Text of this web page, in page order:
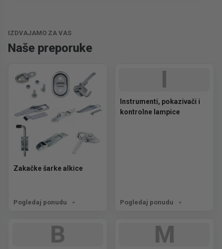
IZDVAJAMO ZA VAS
Naše preporuke
Zakačke šarke alkice
Pogledaj ponudu
I
Instrumenti, pokazivači i
kontrolne lampice
Pogledaj ponudu
B M